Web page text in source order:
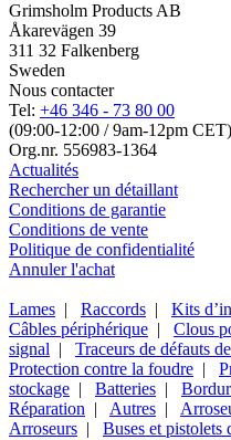
Grimsholm Products AB
Åkarevägen 39
311 32 Falkenberg
Sweden
Nous contacter
Tel: +46 346 - 73 80 00
(09:00-12:00 / 9am-12pm CET)
Org.nr. 556983-1364
Actualités
Rechercher un détaillant
Conditions de garantie
Conditions de vente
Politique de confidentialité
Annuler l'achat
Lames | Raccords | Kits
Câbles périphérique | Clous
signal | Traceurs de défauts
Protection contre la foudre |
stockage | Batteries |
Réparation | Autres |
Arroseurs | Buses et pistolets